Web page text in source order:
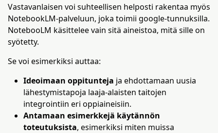
Vastavanlaisen voi suhteellisen helposti rakentaa myös
NotebookLM-palveluun, joka toimii google-tunnuksilla.
NotebooLM käsittelee vain sitä aineistoa, mitä sille on
syötetty.
Se voi esimerkiksi auttaa:
Ideoimaan oppitunteja ja ehdottamaan uusia
lähestymistapoja laaja-alaisten taitojen
integrointiin eri oppiaineisiin.
Antamaan esimerkkejä käytännön
toteutuksista, esimerkiksi miten muissa